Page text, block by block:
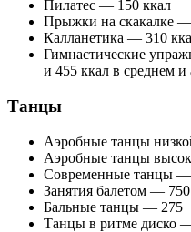
Пилатес — 150 ккал
Прыжки на скакалке —
Калланетика — 310
Гимнастические
и 455 ккал в среднем
Танцы
Аэробные танцы
Аэробные танцы
Современные танцы —
Занятия балетом — 750
Бальные танцы — 275
Танцы в ритме диско